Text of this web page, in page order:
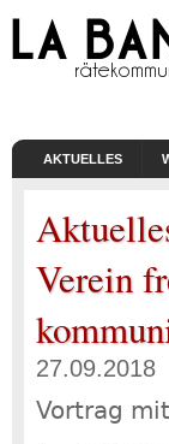
AKTUELLES
Verein
27.09.2018
Vortrag